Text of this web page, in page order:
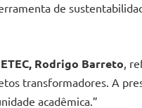
de
Rodrigo Barreto ,
transformadores. A
acadêmica.”